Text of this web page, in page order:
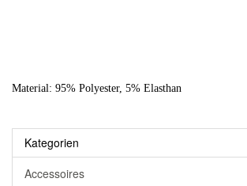
Material: 95% Polyester, 5% Elasthan
Kategorien
Accessoires